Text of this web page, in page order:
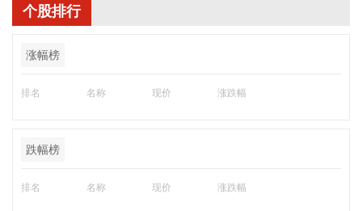
个股排行
涨幅榜
排名 名称 现价 涨跌幅
跌幅榜
排名 名称 现价 涨跌幅